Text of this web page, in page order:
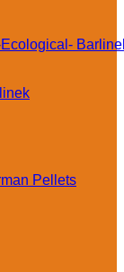
Pellets